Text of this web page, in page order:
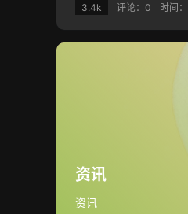
3.4k 评论：0 时间：
资讯
资讯